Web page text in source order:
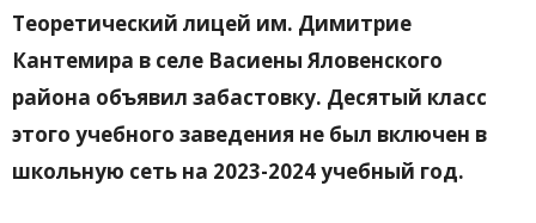
Теоретический лицей им. Димитрие
Кантемира в селе Васиены Яловенского
района объявил забастовку. Десятый класс
этого учебного заведения не был включен в
школьную сеть на 2023-2024 учебный год.